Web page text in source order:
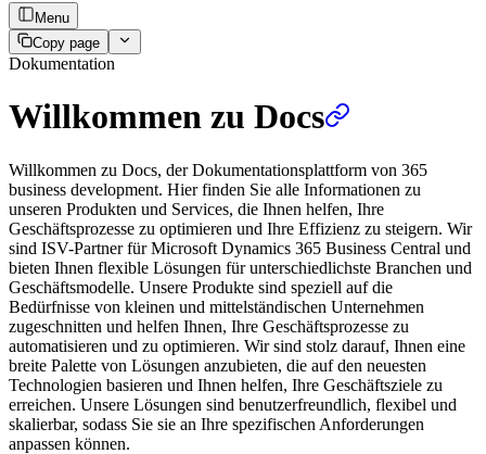
Menu
Copy page
Dokumentation
Willkommen zu Docs
Willkommen zu Docs, der Dokumentationsplattform von 365
business development. Hier finden Sie alle Informationen zu
unseren Produkten und Services, die Ihnen helfen, Ihre
Geschäftsprozesse zu optimieren und Ihre Effizienz zu steigern. Wir
sind ISV-Partner für Microsoft Dynamics 365 Business Central und
bieten Ihnen flexible Lösungen für unterschiedlichste Branchen und
Geschäftsmodelle. Unsere Produkte sind speziell auf die
Bedürfnisse von kleinen und mittelständischen Unternehmen
zugeschnitten und helfen Ihnen, Ihre Geschäftsprozesse zu
automatisieren und zu optimieren. Wir sind stolz darauf, Ihnen eine
breite Palette von Lösungen anzubieten, die auf den neuesten
Technologien basieren und Ihnen helfen, Ihre Geschäftsziele zu
erreichen. Unsere Lösungen sind benutzerfreundlich, flexibel und
skalierbar, sodass Sie sie an Ihre spezifischen Anforderungen
anpassen können.